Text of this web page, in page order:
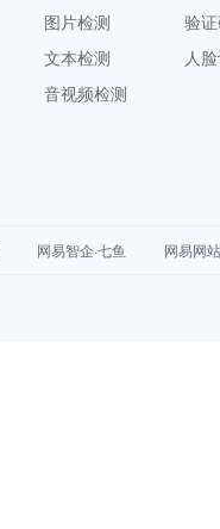
图片检测
文本检测
音视频检测
验
人
网易智企·七鱼 网易网